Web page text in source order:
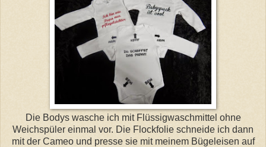
Die Bodys wasche ich mit Flüssigwaschmittel ohne
Weichspüler einmal vor. Die Flockfolie schneide ich dann
mit der Cameo und presse sie mit meinem Bügeleisen auf